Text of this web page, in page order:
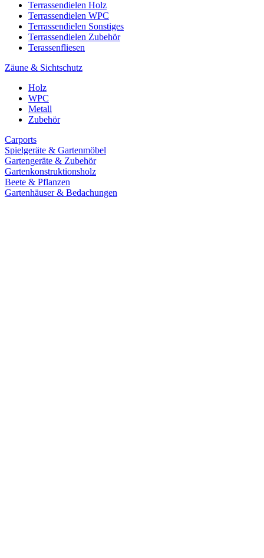
Terrassendielen Holz
Terrassendielen WPC
Terrassendielen Sonstiges
Terrassendielen Zubehör
Terassenfliesen
Zäune & Sichtschutz
Holz
WPC
Metall
Zubehör
Carports
Spielgeräte & Gartenmöbel
Gartengeräte & Zubehör
Gartenkonstruktionsholz
Beete & Pflanzen
Gartenhäuser & Bedachungen